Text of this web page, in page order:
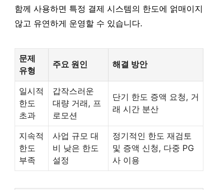
함께 사용하면 특정 결제 시스템의 한도에 얽매이지
않고 유연하게 운영할 수 있습니다.
문제
유형
주요 원인 해결 방안
일시적
한도
초과
갑작스러운
대량 거래, 프
로모션
단기 한도 증액 요청, 거
래 시간 분산
지속적
한도
부족
사업 규모 대
비 낮은 한도
설정
정기적인 한도 재검토
및 증액 신청, 다중 PG
사 이용